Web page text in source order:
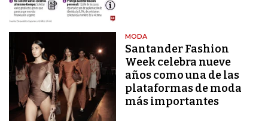
MODA
Santander Fashion
Week celebra nueve
años como una de las
plataformas de moda
más importantes